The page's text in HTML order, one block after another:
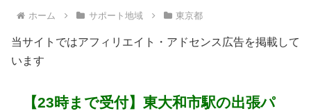
ホーム サポート地域 東京都
当サイトではアフィリエイト・アドセンス広告を掲載して
います
【23時まで受付】東大和市駅の出張パ